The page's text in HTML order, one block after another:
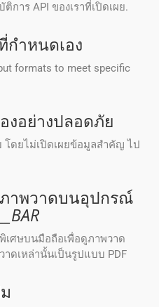
าร API ของเราที่เปิดเผย.
กําหนดเอง
formats to meet specific
งอย่างปลอดภัย
โดยไม่เปิดเผยข้อมูลสําคัญ ไป
ภาพวาดบนอุปกรณ์
เศษบนมือถือเพื่อดูภาพวาด
ดเหล่านั้นเป็นรูปแบบ PDF